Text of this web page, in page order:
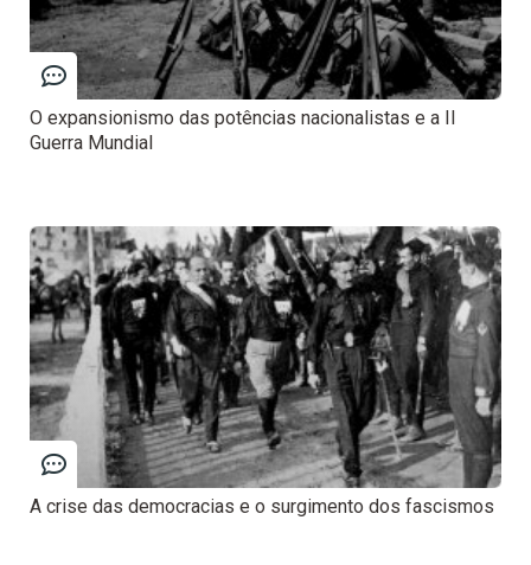
O expansionismo das potências nacionalistas e a II
Guerra Mundial
A crise das democracias e o surgimento dos fascismos